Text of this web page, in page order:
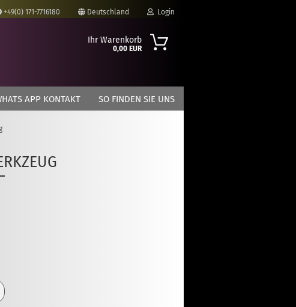
+49(0) 171-7716180 Deutschland Login
Passwort
Ihr Warenkorb
0,00 EUR
APP KONTAKT SO FINDEN SIE UNS